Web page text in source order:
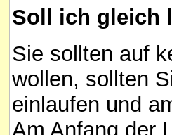
Soll ich gleich
Sie sollten auf
wollen, sollten
einlaufen und
Am Anfang der